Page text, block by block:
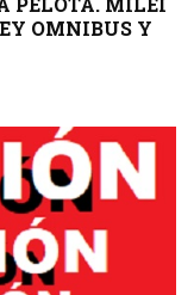
OMNIBUS Y